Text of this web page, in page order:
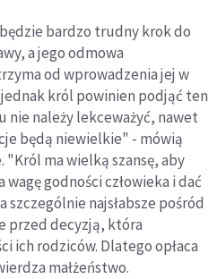
bardzo trudny krok do
a jego odmowa
od wprowadzenia jej w
król powinien podjąć ten
nie należy lekceważyć, nawet
będą niewielkie" - mówią
ma wielką szansę, aby
wagę godności człowieka i dać
szczególnie najsłabsze pośród
przed decyzją, która
ich rodziców. Dlatego opłaca
małżeństwo.